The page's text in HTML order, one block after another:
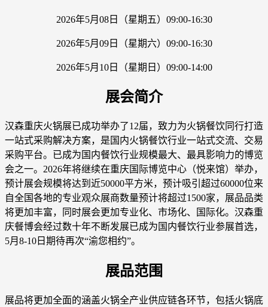
2026年5月08日（星期五）09:00-16:30
2026年5月09日（星期六）09:00-16:30
2026年5月10日（星期日）09:00-14:00
展会简介
汉森重庆火锅展已成功举办了12届，致力为火锅餐饮同行打造
一站式采购解决方案，是国内火锅餐饮行业一站式交流、交易
采购平台。已成为国内餐饮行业规模最大、最具影响力的博览
会之一。2026年将继续在重庆国际博览中心（悦来馆）举办，
预计展会规模将达到近50000平方米，预计吸引超过60000位来
自全国各地的专业观众展商数量预计将超过1500家，展品品类
将更加丰富，同时展会更加专业化、市场化、国际化。汉森重
庆餐博会经过数十年不断发展已成为国内餐饮行业参展首选，
5月8-10日期待再次“渝您相约”。
展品范围
展品将更加全面的涵盖火锅全产业供应链各环节，包括火锅底